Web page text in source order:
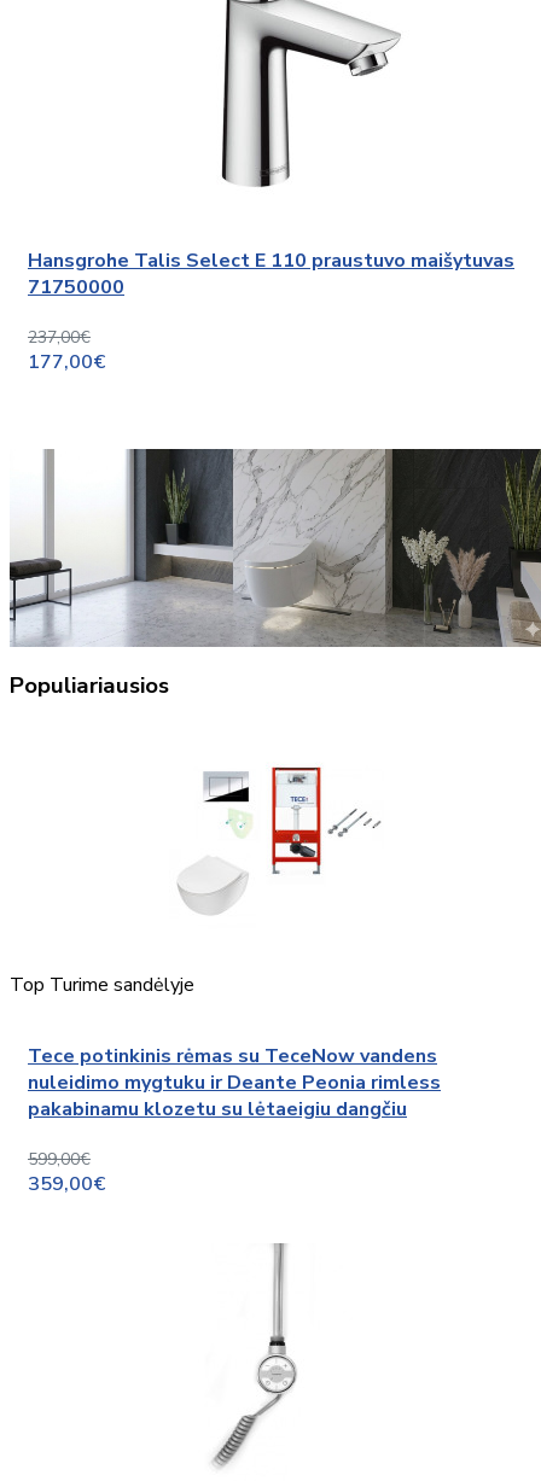
Hansgrohe Talis Select E 110 praustuvo maišytuvas
71750000
237,00€
177,00€
Populiariausios
Top Turime sandėlyje
Tece potinkinis rėmas su TeceNow vandens
nuleidimo mygtuku ir Deante Peonia rimless
pakabinamu klozetu su lėtaeigiu dangčiu
599,00€
359,00€